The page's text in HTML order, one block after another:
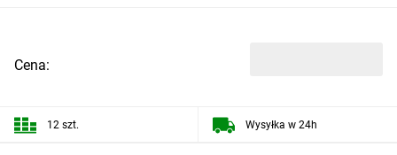
Cena:
12 szt. Wysyłka w 24h